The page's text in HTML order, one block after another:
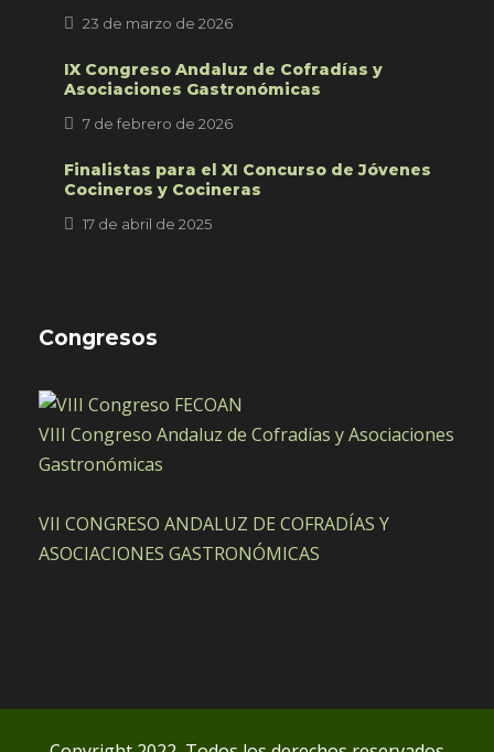
23 de marzo de 2026
IX Congreso Andaluz de Cofradías y
Asociaciones Gastronómicas
7 de febrero de 2026
Finalistas para el XI Concurso de Jóvenes
Cocineros y Cocineras
17 de abril de 2025
Congresos
VIII Congreso Andaluz de Cofradías y Asociaciones
Gastronómicas
VII CONGRESO ANDALUZ DE COFRADÍAS Y
ASOCIACIONES GASTRONÓMICAS